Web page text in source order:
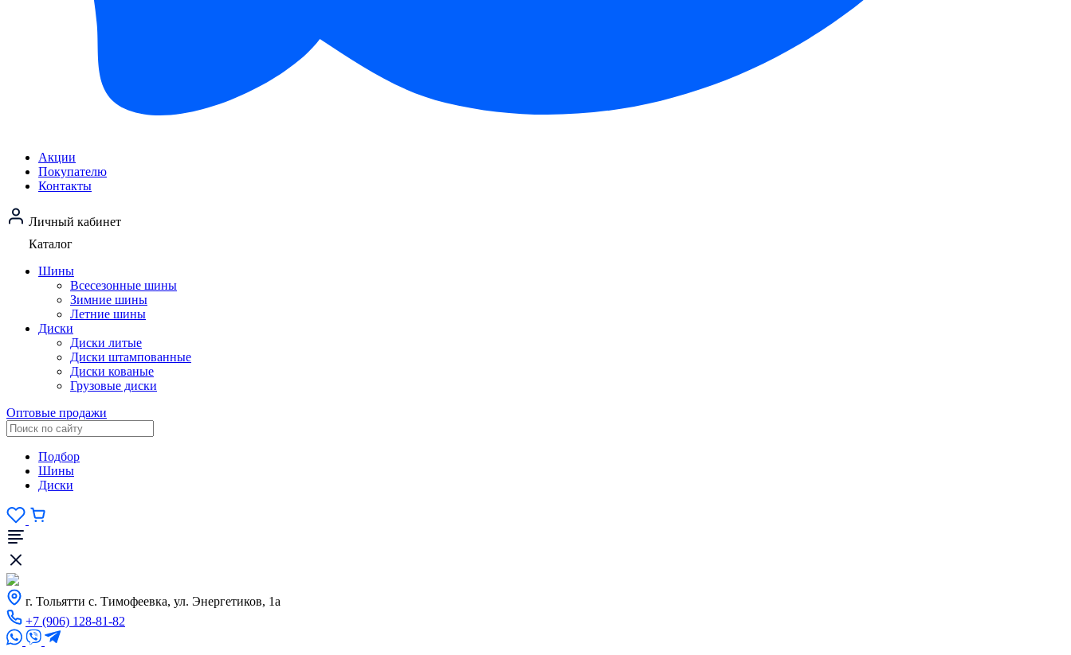
Акции
Покупателю
Контакты
Личный кабинет
Каталог
Шины
Всесезонные шины
Зимние шины
Летние шины
Диски
Диски литые
Диски штампованные
Диски кованые
Грузовые диски
Оптовые продажи
Подбор
Шины
Диски
г. Тольятти с. Тимофеевка, ул. Энергетиков, 1а
+7 (906) 128-81-82